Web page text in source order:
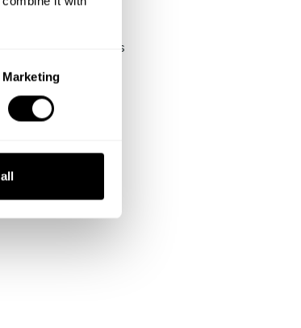
Marketing
à s'approcher à nos
assiettes
prix